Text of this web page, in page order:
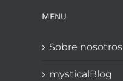
MENU
Sobre nosotros
mysticalBlog